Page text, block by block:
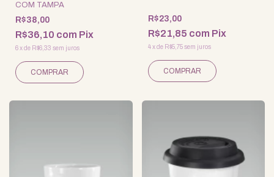
COM TAMPA
R$38,00
R$36,10 com Pix
6xde R$6,33 sem juros
R$23,00
R$21,85 com Pix
4 xde R$5,75 sem juros